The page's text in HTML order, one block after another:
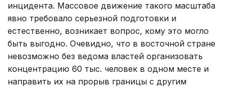
инцидента. Массовое движение такого масштаба
явно требовало серьезной подготовки и
естественно, возникает вопрос, кому это могло
быть выгодно. Очевидно, что в восточной стране
невозможно без ведома властей организовать
концентрацию 60 тыс. человек в одном месте и
направить их на прорыв границы с другим